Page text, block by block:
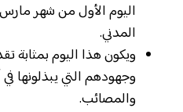
اليوم الأول من شهر مارس
المدني.
ويكون هذا اليوم بمثابة
وجهودهم التي يبذلونها
والمصائب.